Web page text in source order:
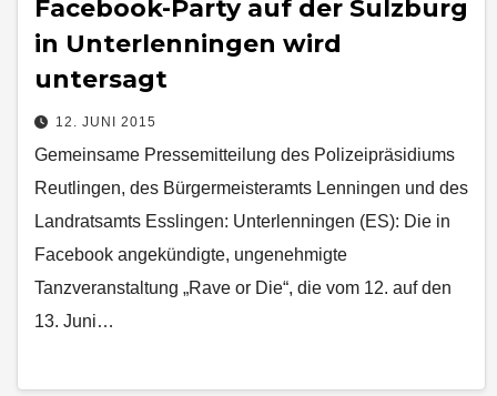
Facebook-Party auf der Sulzburg
in Unterlenningen wird
untersagt
12. JUNI 2015
Gemeinsame Pressemitteilung des Polizeipräsidiums
Reutlingen, des Bürgermeisteramts Lenningen und des
Landratsamts Esslingen: Unterlenningen (ES): Die in
Facebook angekündigte, ungenehmigte
Tanzveranstaltung „Rave or Die“, die vom 12. auf den
13. Juni…